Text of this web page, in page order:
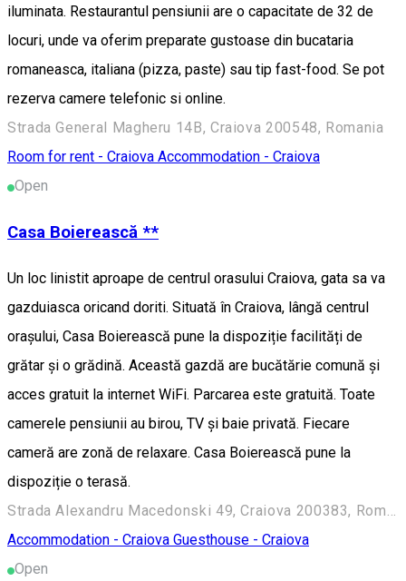
iluminata. Restaurantul pensiunii are o capacitate de 32 de
locuri, unde va oferim preparate gustoase din bucataria
romaneasca, italiana (pizza, paste) sau tip fast-food. Se pot
rezerva camere telefonic si online.
Strada General Magheru 14B, Craiova 200548, Romania
Room for rent - Craiova Accommodation - Craiova
Open
Casa Boierească **
Un loc linistit aproape de centrul orasului Craiova, gata sa va
gazduiasca oricand doriti. Situată în Craiova, lângă centrul
orașului, Casa Boierească pune la dispoziție facilități de
grătar și o grădină. Această gazdă are bucătărie comună și
acces gratuit la internet WiFi. Parcarea este gratuită. Toate
camerele pensiunii au birou, TV și baie privată. Fiecare
cameră are zonă de relaxare. Casa Boierească pune la
dispoziție o terasă.
Strada Alexandru Macedonski 49, Craiova 200383, Romania
Accommodation - Craiova Guesthouse - Craiova
Open